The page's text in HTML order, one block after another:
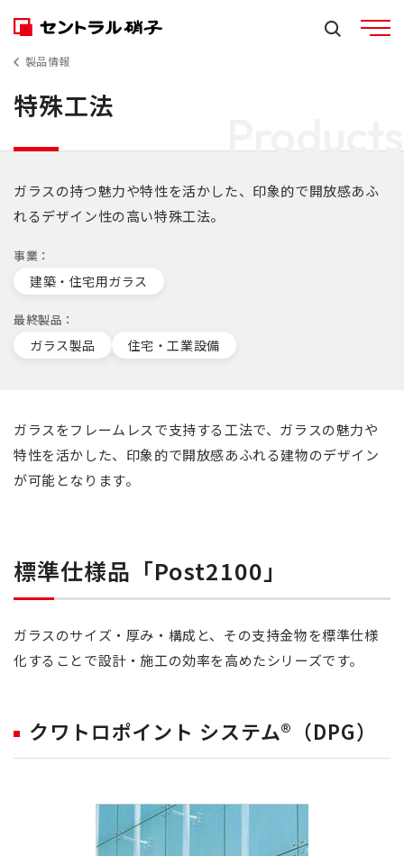
製品情報
Products
特殊工法
ガラスの持つ魅力や特性を活かした、印象的で開放感あふ
れるデザイン性の高い特殊工法。
事業
建築・住宅用ガラス
最終製品
ガラス製品 住宅・工業設備
ガラスをフレームレスで支持する工法で、ガラスの魅力や
特性を活かした、印象的で開放感あふれる建物のデザイン
が可能となります。
標準仕様品「Post2100」
ガラスのサイズ・厚み・構成と、その支持金物を標準仕様
化することで設計・施工の効率を高めたシリーズです。
クワトロポイント システム®（DPG）